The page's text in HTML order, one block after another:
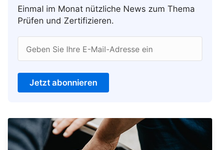
Einmal im Monat nützliche News zum Thema
Prüfen und Zertifizieren.
Geben Sie Ihre E-Mail-Adresse ein
Jetzt abonnieren